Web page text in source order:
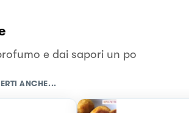
e dai sapori un po
ANCHE...